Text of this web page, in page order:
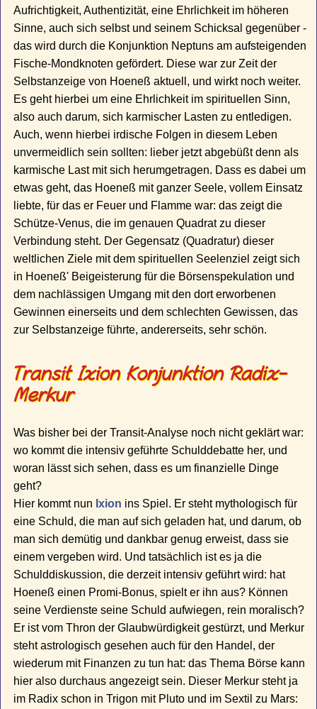
Aufrichtigkeit, Authentizität, eine Ehrlichkeit im höheren
Sinne, auch sich selbst und seinem Schicksal gegenüber -
das wird durch die Konjunktion Neptuns am aufsteigenden
Fische-Mondknoten gefördert. Diese war zur Zeit der
Selbstanzeige von Hoeneß aktuell, und wirkt noch weiter.
Es geht hierbei um eine Ehrlichkeit im spirituellen Sinn,
also auch darum, sich karmischer Lasten zu entledigen.
Auch, wenn hierbei irdische Folgen in diesem Leben
unvermeidlich sein sollten: lieber jetzt abgebüßt denn als
karmische Last mit sich herumgetragen. Dass es dabei um
etwas geht, das Hoeneß mit ganzer Seele, vollem Einsatz
liebte, für das er Feuer und Flamme war: das zeigt die
Schütze-Venus, die im genauen Quadrat zu dieser
Verbindung steht. Der Gegensatz (Quadratur) dieser
weltlichen Ziele mit dem spirituellen Seelenziel zeigt sich
in Hoeneß' Beigeisterung für die Börsenspekulation und
dem nachlässigen Umgang mit den dort erworbenen
Gewinnen einerseits und dem schlechten Gewissen, das
zur Selbstanzeige führte, andererseits, sehr schön.
Transit Ixion Konjunktion Radix-
Merkur
Was bisher bei der Transit-Analyse noch nicht geklärt war:
wo kommt die intensiv geführte Schulddebatte her, und
woran lässt sich sehen, dass es um finanzielle Dinge
geht?
Hier kommt nun Ixion ins Spiel. Er steht mythologisch für
eine Schuld, die man auf sich geladen hat, und darum, ob
man sich demütig und dankbar genug erweist, dass sie
einem vergeben wird. Und tatsächlich ist es ja die
Schulddiskussion, die derzeit intensiv geführt wird: hat
Hoeneß einen Promi-Bonus, spielt er ihn aus? Können
seine Verdienste seine Schuld aufwiegen, rein moralisch?
Er ist vom Thron der Glaubwürdigkeit gestürzt, und Merkur
steht astrologisch gesehen auch für den Handel, der
wiederum mit Finanzen zu tun hat: das Thema Börse kann
hier also durchaus angezeigt sein. Dieser Merkur steht ja
im Radix schon in Trigon mit Pluto und im Sextil zu Mars: